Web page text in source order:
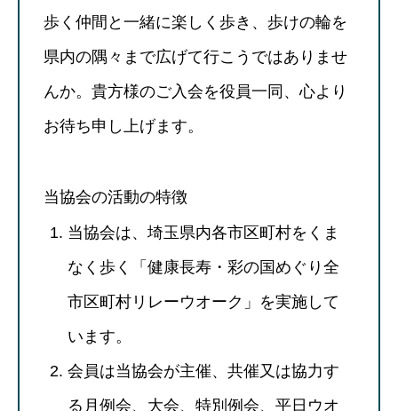
歩く仲間と一緒に楽しく歩き、歩けの輪を
県内の隅々まで広げて行こうではありませ
んか。貴方様のご入会を役員一同、心より
お待ち申し上げます。
当協会の活動の特徴
当協会は、埼玉県内各市区町村をくま
なく歩く「健康長寿・彩の国めぐり全
市区町村リレーウオーク」を実施して
います。
会員は当協会が主催、共催又は協力す
る月例会、大会、特別例会、平日ウオ